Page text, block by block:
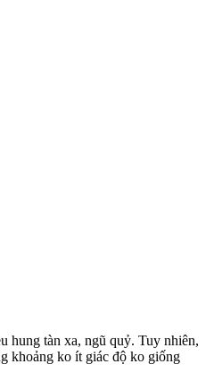
hung tàn xa, ngũ quỷ. Tuy nhiên,
khoảng ko ít giác độ ko giống